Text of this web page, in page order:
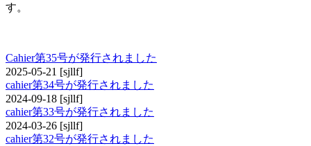
す。
Cahier第35号が発行されました
2025-05-21 [sjllf]
cahier第34号が発行されました
2024-09-18 [sjllf]
cahier第33号が発行されました
2024-03-26 [sjllf]
cahier第32号が発行されました